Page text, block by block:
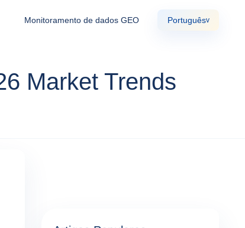
Monitoramento de dados GEO Portuguêsv
Market Trends